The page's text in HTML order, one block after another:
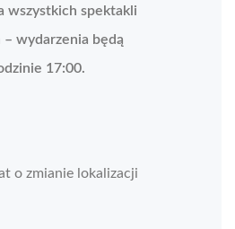
wszystkich spektakli
– wydarzenia będą
17:00.